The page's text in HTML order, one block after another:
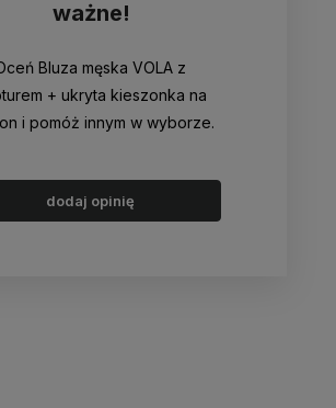
ważne!
Bluza męska VOLA z
+ ukryta kieszonka na
i pomóż innym w wyborze.
dodaj opinię